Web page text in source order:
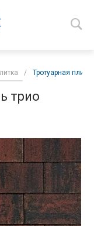
/ Тротуарная
трио